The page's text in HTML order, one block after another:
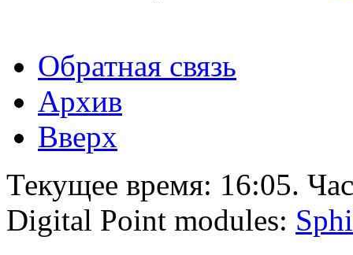
Обратная связь
Архив
Вверх
Текущее время: 16:05.
Digital Point modules: